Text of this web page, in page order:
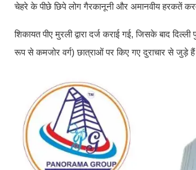
चेहरे के पीछे छिपे लोग गैरकानूनी और अमानवीय हरकतें
शिकायत पीए मुरली द्वारा दर्ज कराई गई, जिसके बाद
रूप से कमजोर वर्ग) छात्राओं पर किए गए दुराचार से जुड़े